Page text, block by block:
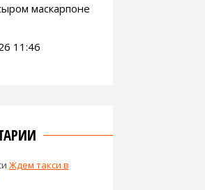
маскарпоне
11:46
Ждем такси в